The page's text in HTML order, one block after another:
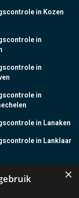
in Kozen
in
in
in
in Lanaken
in Lanklaar
in
×